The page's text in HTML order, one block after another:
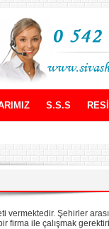
S.S.S
vermektedir. Şehirler
firma ile çalışmak